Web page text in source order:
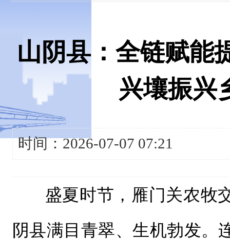
山阴县：全链赋能
兴壤振兴
时间：2026-07-07 07:21
盛夏时节，雁门关农牧
阴县满目青翠、生机勃发。